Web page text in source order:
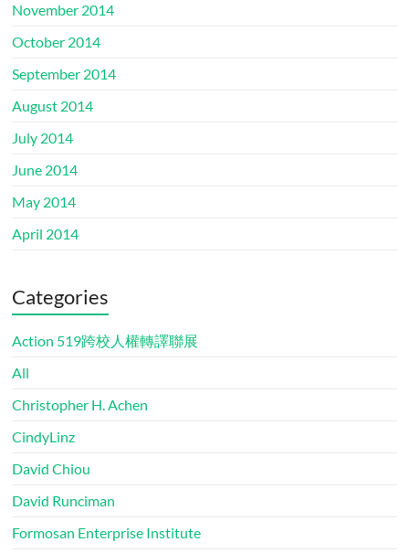
November 2014
October 2014
September 2014
August 2014
July 2014
June 2014
May 2014
April 2014
Categories
Action 519跨校人權轉譯聯展
All
Christopher H. Achen
CindyLinz
David Chiou
David Runciman
Formosan Enterprise Institute